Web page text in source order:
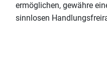
ermöglichen, gewähre
sinnlosen